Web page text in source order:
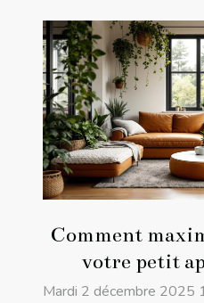
Comment
votre petit
Mardi 2 décembre 2025